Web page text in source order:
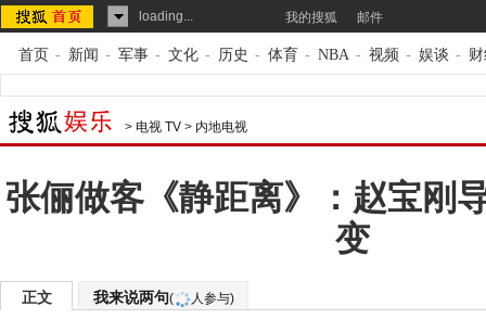
loading... 我的搜狐 邮件
首页 - 新闻 - 军事 - 文化 - 历史 - 体育 - NBA - 视频 - 娱谈 -
> 电视 TV > 内地电视
张俪做客《静距离》：赵宝刚
变
正文 我来说两句( 人参与)